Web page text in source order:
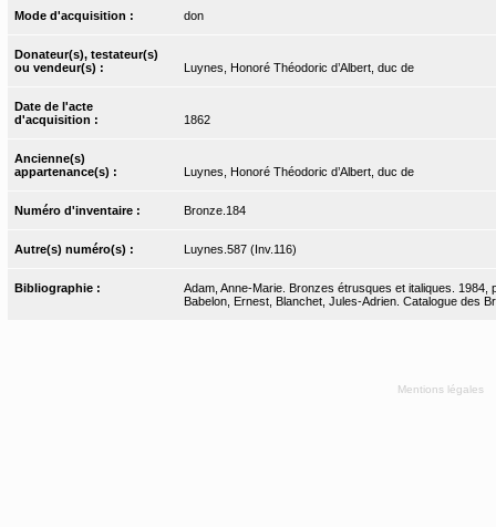
Mode d'acquisition : don
Donateur(s), testateur(s)
ou vendeur(s) :
Luynes, Honoré Théodoric d’Albert, duc de
Date de l'acte
d'acquisition :
1862
Ancienne(s)
appartenance(s) :
Luynes, Honoré Théodoric d’Albert, duc de
Numéro d'inventaire : Bronze.184
Autre(s) numéro(s) : Luynes.587 (Inv.116)
Bibliographie :
Adam, Anne-Marie. Bronzes étrusques et italiques. 1984,
Babelon, Ernest, Blanchet, Jules-Adrien. Catalogue des
Mentions légales